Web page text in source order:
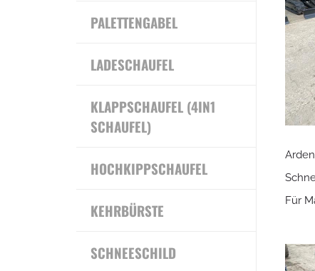
PALETTENGABEL
LADESCHAUFEL
KLAPPSCHAUFEL (4IN1
SCHAUFEL)
HOCHKIPPSCHAUFEL
KEHRBÜRSTE
SCHNEESCHILD
Für